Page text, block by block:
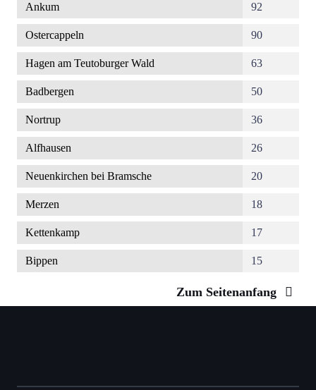
Ankum 92
Ostercappeln 90
Hagen am Teutoburger Wald 63
Badbergen 50
Nortrup 36
Alfhausen 26
Neuenkirchen bei Bramsche 20
Merzen 18
Kettenkamp 17
Bippen 15
Zum Seitenanfang